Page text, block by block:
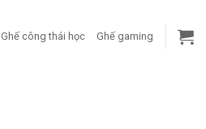
Ghế công thái học Ghế gaming